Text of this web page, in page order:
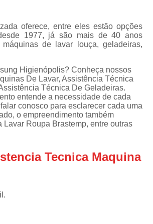
Assistencia Tecnica
Tecnica Refrigerador Electrolux
Tecnica Lavadora Secadora
Tecnica Maquina Secadora de
Assistencia Tecnica
Assistencia Tecnica Samsung
Assistencia Tecnica Secadora Enxuta
oferece, entre eles estão opções
1977, já são mais de 40 anos
de lavar louça, geladeiras,
Higienópolis? Conheça nossos
De Lavar, Assistência Técnica
Técnica De Geladeiras.
entende a necessidade de cada
conosco para esclarecer cada uma
o empreendimento também
Roupa Brastemp, entre outras
Tecnica Maquina